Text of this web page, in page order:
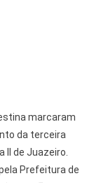
marcaram
da terceira
II de Juazeiro.
Prefeitura de